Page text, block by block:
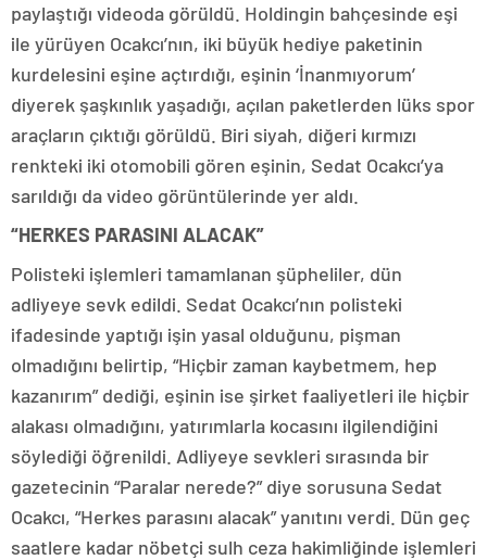
paylaştığı videoda görüldü. Holdingin bahçesinde eşi
ile yürüyen Ocakcı’nın, iki büyük hediye paketinin
kurdelesini eşine açtırdığı, eşinin ‘İnanmıyorum’
diyerek şaşkınlık yaşadığı, açılan paketlerden lüks spor
araçların çıktığı görüldü. Biri siyah, diğeri kırmızı
renkteki iki otomobili gören eşinin, Sedat Ocakcı’ya
sarıldığı da video görüntülerinde yer aldı.
“HERKES PARASINI ALACAK”
Polisteki işlemleri tamamlanan şüpheliler, dün
adliyeye sevk edildi. Sedat Ocakcı’nın polisteki
ifadesinde yaptığı işin yasal olduğunu, pişman
olmadığını belirtip, “Hiçbir zaman kaybetmem, hep
kazanırım” dediği, eşinin ise şirket faaliyetleri ile hiçbir
alakası olmadığını, yatırımlarla kocasını ilgilendiğini
söylediği öğrenildi. Adliyeye sevkleri sırasında bir
gazetecinin “Paralar nerede?” diye sorusuna Sedat
Ocakcı, “Herkes parasını alacak” yanıtını verdi. Dün geç
saatlere kadar nöbetçi sulh ceza hakimliğinde işlemleri